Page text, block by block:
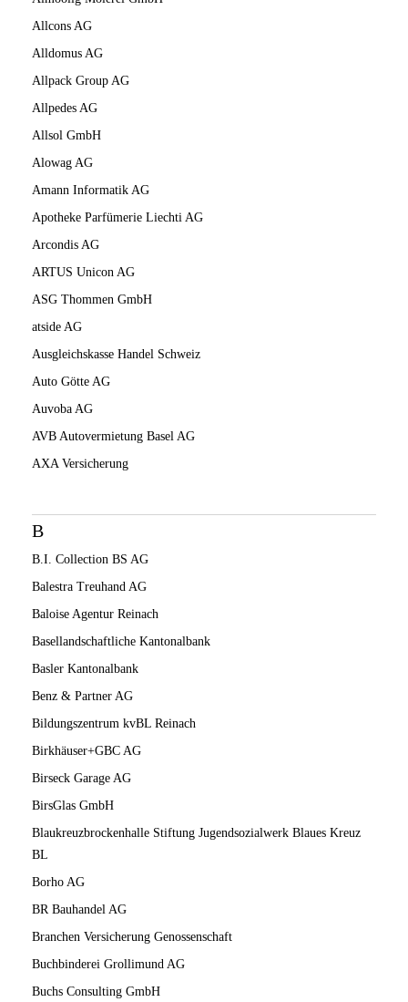
Allcons AG
Alldomus AG
Allpack Group AG
Allpedes AG
Allsol GmbH
Alowag AG
Amann Informatik AG
Apotheke Parfümerie Liechti AG
Arcondis AG
ARTUS Unicon AG
ASG Thommen GmbH
atside AG
Ausgleichskasse Handel Schweiz
Auto Götte AG
Auvoba AG
AVB Autovermietung Basel AG
AXA Versicherung
B
B.I. Collection BS AG
Balestra Treuhand AG
Baloise Agentur Reinach
Basellandschaftliche Kantonalbank
Basler Kantonalbank
Benz & Partner AG
Bildungszentrum kvBL Reinach
Birkhäuser+GBC AG
Birseck Garage AG
BirsGlas GmbH
Blaukreuzbrockenhalle Stiftung Jugendsozialwerk Blaues Kreuz
BL
Borho AG
BR Bauhandel AG
Branchen Versicherung Genossenschaft
Buchbinderei Grollimund AG
Buchs Consulting GmbH